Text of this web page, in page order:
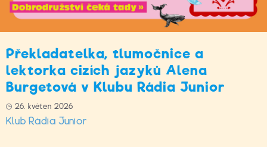
Překladatelka, tlumočnice a
lektorka cizích jazyků Alena
Burgetová v Klubu Rádia Junior
26. květen 2026
Klub Rádia Junior